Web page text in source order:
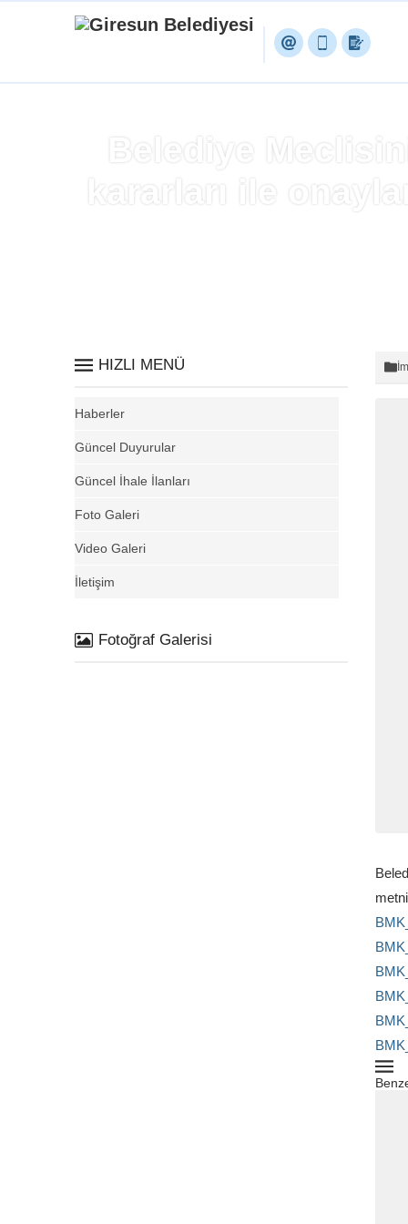
Belediye
kararları ile
HIZLI MENÜ
Haberler
Güncel Duyurular
Güncel İhale İlanları
Foto Galeri
Video Galeri
İletişim
Fotoğraf Galerisi